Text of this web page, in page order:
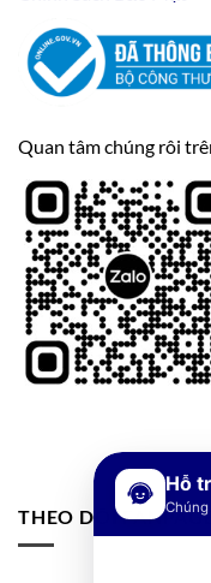
Quan tâm chúng rôi
THEO DÕI
Hỗ